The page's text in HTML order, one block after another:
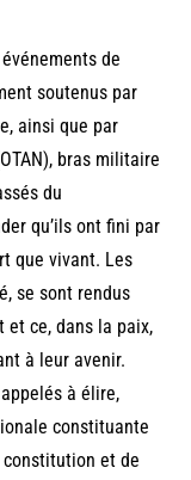
de
soutenus par
ainsi que par
bras militaire
du
qu’ils ont fini par
que vivant. Les
se sont rendus
et ce, dans la paix,
à leur avenir.
à élire,
constituante
et de